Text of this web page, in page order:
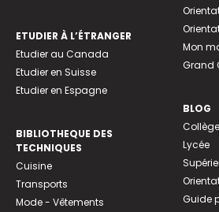
ETUDIER À L’ÉTRANGER
Etudier au Canada
Etudier en Suisse
Etudier en Espagne
BIBLIOTHEQUE DES
TECHNIQUES
Cuisine
Transports
Mode - Vêtements
Mon
Grand
BLOG
Collège
Lycée
Guide